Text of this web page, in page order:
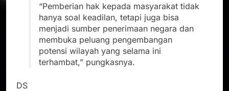
“Pemberian hak kepada masyarakat tidak
hanya soal keadilan, tetapi juga bisa
menjadi sumber penerimaan negara dan
membuka peluang pengembangan
potensi wilayah yang selama ini
terhambat,” pungkasnya.
DS